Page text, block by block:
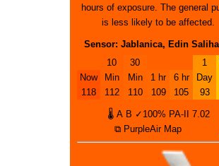
hours of exposure. The general
is less likely to be affected.
Sensor: Jablanica, Edin
Now
118
10
Min
112
30
Min
110
1 hr
109
6 hr
105
1
Day
93
🌡 A B ✓100% PA-II
7.02
⧉ PurpleAir Map